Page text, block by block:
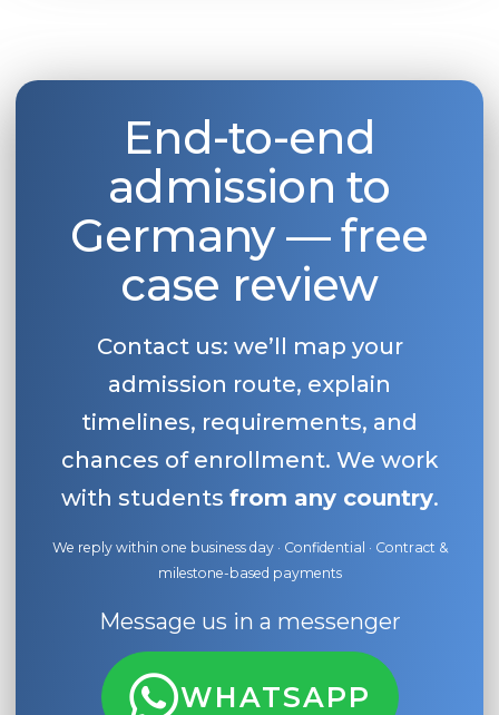
End-to-end
admission to
Germany — free
case review
Contact us: we’ll map your
admission route, explain
timelines, requirements, and
chances of enrollment. We work
with students from any country.
We reply within one business day · Confidential · Contract &
milestone-based payments
Message us in a messenger
WHATSAPP